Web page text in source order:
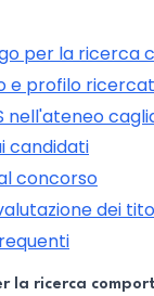
per la ricerca
e profilo
nell'ateneo
candidati
concorso
dei
la ricerca